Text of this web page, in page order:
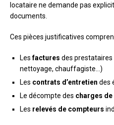
locataire ne demande pas
documents.
Ces pièces justificatives
Lesfactures des prestataires
nettoyage, chauffagiste…)
Les contrats d’entretien des
Le décompte des charges
Les relevés de compteurs